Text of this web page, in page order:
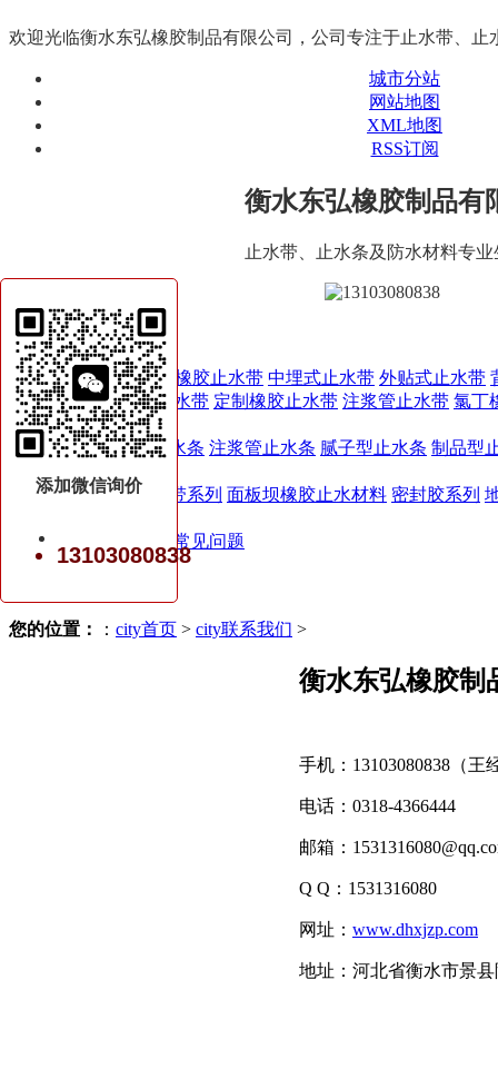
欢迎光临衡水东弘橡胶制品有限公司，公司专注于止水带、
城市分站
网站地图
XML地图
RSS订阅
衡水东弘橡胶制品有
止水带、止水条及防水材料专
网站首页
止水带产品
651-659型橡胶止水带 中埋式止水带 外贴式止水带
带 钢板止水带 定制橡胶止水带 注浆管止水带 氯丁
止水条产品
自粘型止水条 注浆管止水条 腻子型止水条 制品型
塑料止水带系列 面板坝橡胶止水材料 密封胶系列
常见问题
公司简介
添加微信询价
13103080838
您的位置： ： city首页 > city联系我们 >
衡水东弘橡胶制
手机：13103080838（王
电话：0318-4366444
邮箱：
Q Q：1531316080
网址： www.dhxjzp.com
地址：河北省衡水市景